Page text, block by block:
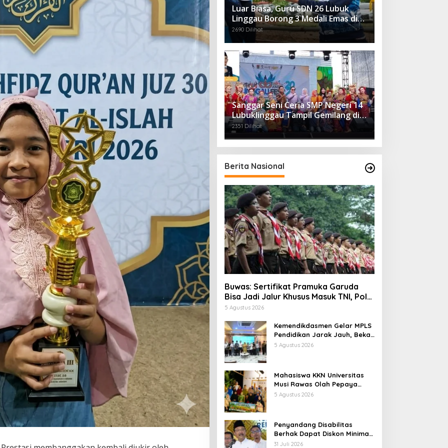
Luar Biasa, Guru SDN 26 Lubuk
Linggau Borong 3 Medali Emas di
Tiga Cabor Berbeda
2690 Dilihat
Sanggar Seni Ceria SMP Negeri 14
Lubuklinggau Tampil Gemilang di
Linggau Fest 2025
2351 Dilihat
Berita Nasional
Buwas: Sertifikat Pramuka Garuda
Bisa Jadi Jalur Khusus Masuk TNI, Polri,
dan Perguruan Tinggi
5 Agustus 2026
Kemendikdasmen Gelar MPLS
Pendidikan Jarak Jauh, Bekali
Murid Bangun Kemandirian
5 Agustus 2026
Mahasiswa KKN Universitas
Musi Rawas Olah Pepaya
Menjadi Produk Bernilai Jual
5 Agustus 2026
Penyandang Disabilitas
Berhak Dapat Diskon Minimal
20 Persen untuk Biaya
31 Juli 2026